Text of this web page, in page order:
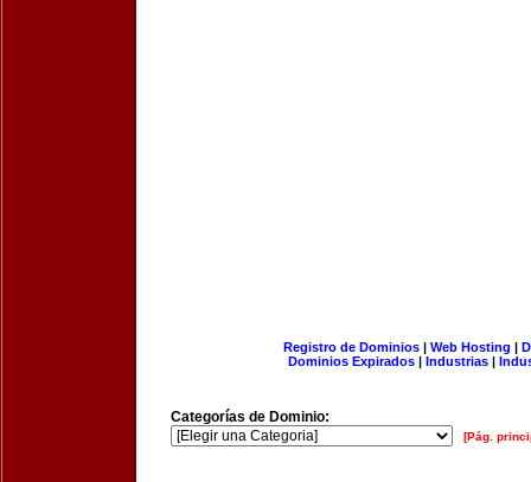
Registro de Dominios| Web Hosting |
Dominios Expirados | Industrias |
Categorías de Dominio:
[Pág.